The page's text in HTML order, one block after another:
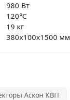
980 Вт
120°С
19 кг
380x100x1500 мм
Аскон КВП